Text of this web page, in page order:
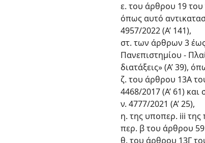
ε. του άρθρου 19 του
όπως αυτό
4957/2022 (Α’ 141),
στ. των άρθρων 3
Πανεπιστημίου -
διατάξεις» (Α’ 39),
ζ. του άρθρου 13Α
4468/2017 (Α’ 61)
ν. 4777/2021 (Α’ 25),
η. της υποπερ. iii της
περ. β του άρθρου 59
θ. του άρθρου 13Γ